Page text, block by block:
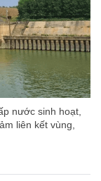
nước sinh hoạt,
liên kết vùng,